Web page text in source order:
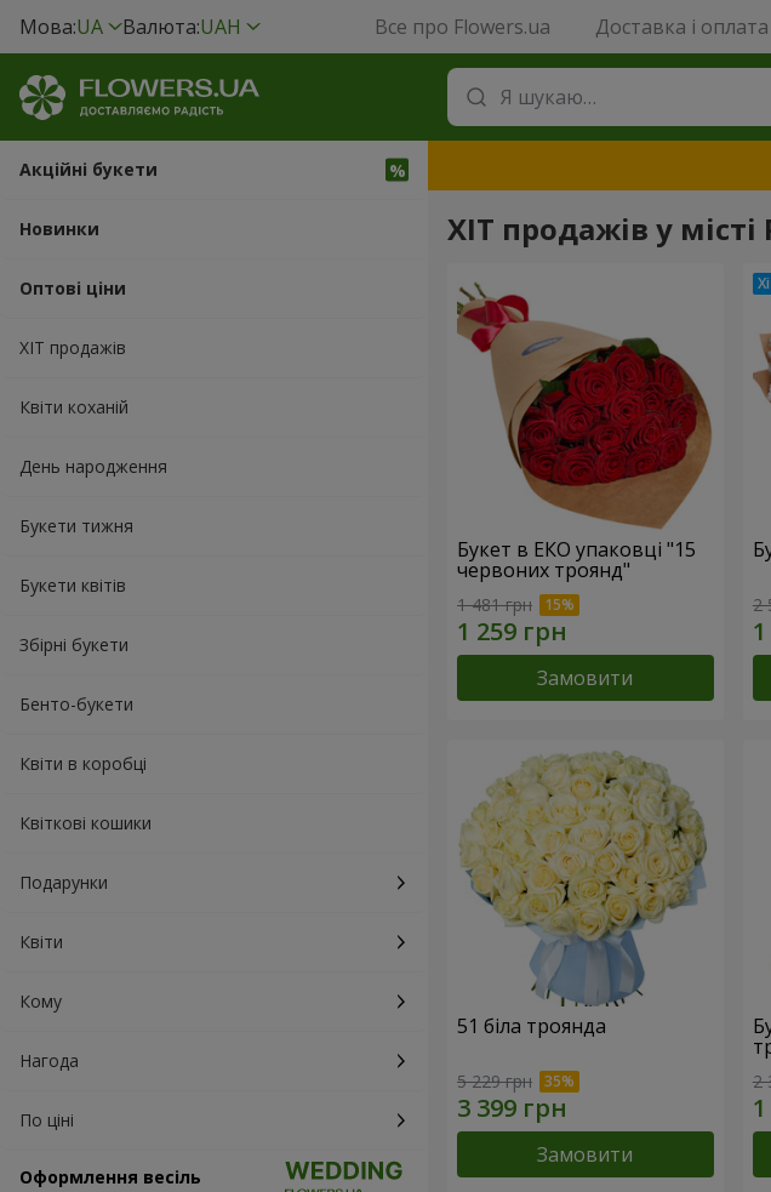
Мова:UA Валюта:UAH Все про Flowers.ua Доставка і оплата
Акційні букети
Новинки
Оптові ціни
ХІТ продажів
Квіти коханій
День народження
Букети тижня
Букети квітів
Збірні букети
Бенто-букети
Квіти в коробці
Квіткові кошики
Подарунки
Квіти
Кому
Нагода
По ціні
Оформлення весіль
ХІТ продажів у місті
Букет в ЕКО упаковці "15
червоних троянд"
1 481 грн
Замовити
2
51 біла троянда
5 229 грн
Замовити
2